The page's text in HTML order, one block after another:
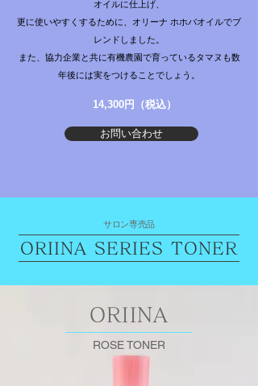
オイルに仕上げ、
更に使いやすくするために、オリーナ ホホバオイルでブ
レンドしました。
また、協力企業と共に有機農園で育っているタマヌも数
年後には実をつけることでしょう。
14,300円（税込）
お問い合わせ
サロン専売品
ORIINA SERIES TONER
ORIINA
ROSE TONER